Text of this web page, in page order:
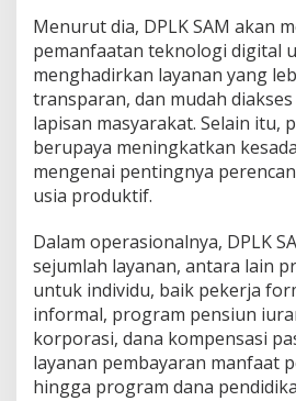
Menurut dia, DPLK SAM akan
pemanfaatan teknologi digital
menghadirkan layanan yang
transparan, dan mudah
lapisan masyarakat. Selain itu,
berupaya meningkatkan
mengenai pentingnya
usia produktif.
Dalam operasionalnya, DPLK
sejumlah layanan, antara lain
untuk individu, baik pekerja
informal, program pensiun
korporasi, dana kompensasi
layanan pembayaran manfaat
hingga program dana